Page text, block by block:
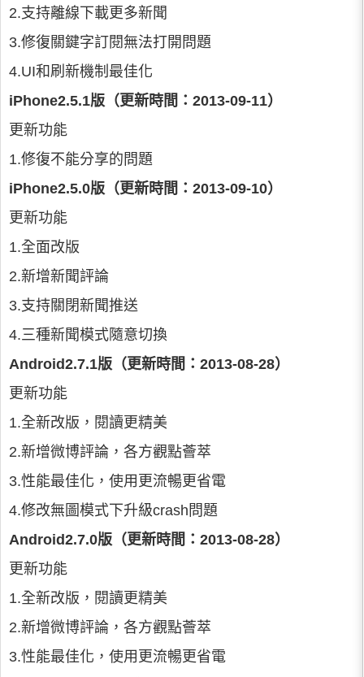
2.支持離線下載更多新聞
3.修復關鍵字訂閱無法打開問題
4.UI和刷新機制最佳化
iPhone2.5.1版（更新時間：2013-09-11）
更新功能
1.修復不能分享的問題
iPhone2.5.0版（更新時間：2013-09-10）
更新功能
1.全面改版
2.新增新聞評論
3.支持關閉新聞推送
4.三種新聞模式隨意切換
Android2.7.1版（更新時間：2013-08-28）
更新功能
1.全新改版，閱讀更精美
2.新增微博評論，各方觀點薈萃
3.性能最佳化，使用更流暢更省電
4.修改無圖模式下升級crash問題
Android2.7.0版（更新時間：2013-08-28）
更新功能
1.全新改版，閱讀更精美
2.新增微博評論，各方觀點薈萃
3.性能最佳化，使用更流暢更省電